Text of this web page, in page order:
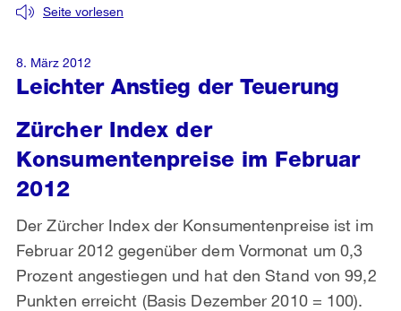
Leichter Anstieg der Teuerung
Seite vorlesen
Zürcher Index der
Konsumentenpreise im Februar
2012
Der Zürcher Index der Konsumentenpreise ist im
Februar 2012 gegenüber dem Vormonat um 0,3
Prozent angestiegen und hat den Stand von 99,2
Punkten erreicht (Basis Dezember 2010 = 100).
8. März 2012